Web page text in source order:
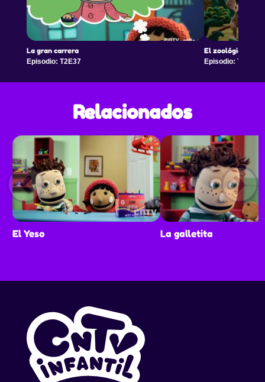
La gran carrera
Episodio: T2E37
El zoológico
Episodio: T2E38
Relacionados
El Yeso La galletita